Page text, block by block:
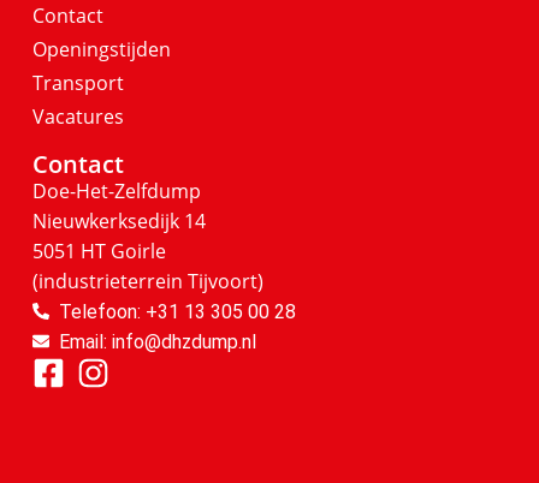
Contact
Openingstijden
Transport
Vacatures
Contact
Doe-Het-Zelfdump
Nieuwkerksedijk 14
5051 HT Goirle
(industrieterrein Tijvoort)
Telefoon: +31 13 305 00 28
Email: info@dhzdump.nl